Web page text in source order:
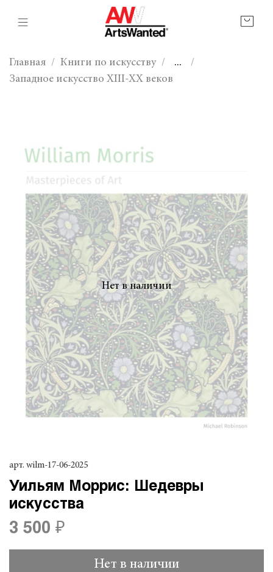
Главная Книги по искусству
...
Западное искусство XIII-XX веков
Нет в наличии
арт. wilm-17-06-2025
Уильям Моррис: Шедевры
искусства
3 500 ₽
Нет в наличии